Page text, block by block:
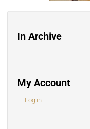
In Archive
My Account
Log in